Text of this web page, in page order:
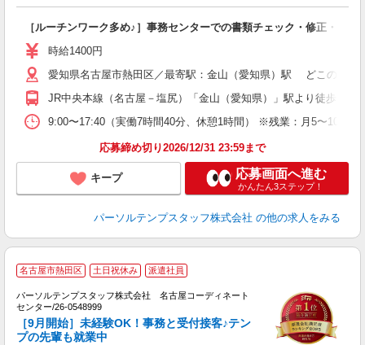
［ルーチンワーク多め♪］事務センターでの書類チェック・修正・入力
時給1400円
愛知県名古屋市熱田区／最寄駅：金山（愛知県）駅 どこの路線
JR中央本線（名古屋－塩尻）「金山（愛知県）」駅より徒歩10
9:00〜17:40（実働7時間40分、休憩1時間） ※残業：月5〜10時
応募締め切り2026/12/31 23:59まで
キープ 応募画面へ進む
かんたん3ステップ！
パーソルテンプスタッフ株式会社 の他の求人をみる
名古屋市熱田区 土日祝休み 派遣社員
パーソルテンプスタッフ株式会社 名古屋コーディネート
センター/26-0548999
［9月開始］未経験OK！事務と受付接客♪テン
プの先輩も就業中